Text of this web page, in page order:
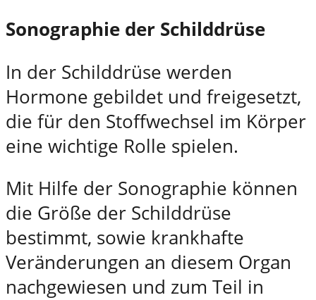
Sonographie der Schilddrüse
In der Schilddrüse werden
Hormone gebildet und freigesetzt,
die für den Stoffwechsel im Körper
eine wichtige Rolle spielen.
Mit Hilfe der Sonographie können
die Größe der Schilddrüse
bestimmt, sowie krankhafte
Veränderungen an diesem Organ
nachgewiesen und zum Teil in